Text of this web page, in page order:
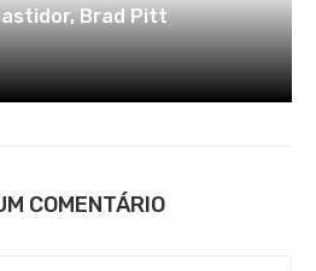
Brad Pitt
COMENTÁRIO